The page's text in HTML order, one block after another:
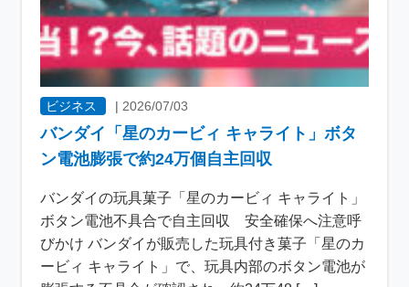
ビジネス | 2026/07/03
バンダイ「星のカービィ キャライト」ボタ
ン電池膨張で約24万個自主回収
バンダイの玩具菓子「星のカービィ キャライト」
ボタン電池不具合で自主回収 安全確保へ注意呼
びかけ バンダイが販売した玩具付き菓子「星のカ
ービィ キャライト」で、玩具内部のボタン電池が